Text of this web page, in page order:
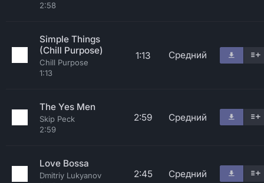
2:58
Simple Things
(Chill Purpose)
Chill Purpose
1:13
1:13 Средний
The Yes Men
Skip Peck
2:59
2:59 Средний
Love Bossa
Dmitriy Lukyanov
2:45 Средний